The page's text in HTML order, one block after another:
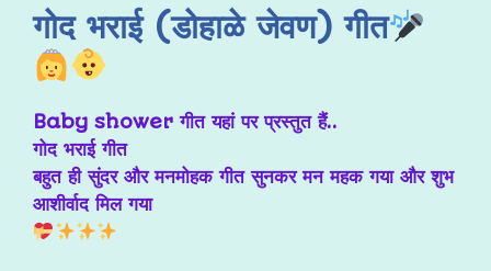
गोद भराई (डोहाळे जेवण) गीत
Baby shower गीत यहां पर प्रस्तुत हैं..
गोद भराई गीत
बहुत ही सुंदर और मनमोहक गीत सुनकर मन महक गया और शुभ
आशीर्वाद मिल गया